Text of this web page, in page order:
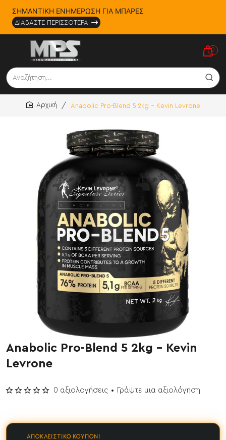
ΣΗΜΑΝΤΙΚΗ ΕΝΗΜΕΡΩΣΗ ΓΙΑ ΜΠΑΡΕΣ
ΔΙΑΒΑΣΤΕ ΠΕΡΙΣΣΟΤΕΡΑ
0
Αναζήτηση...
Anabolic Pro-Blend 5 2kg - Kevin Levrone
Έχει εξαντληθεί
Anabolic Pro-Blend 5 2kg - Kevin
Levrone
0 αξιολογήσεις • Γράψτε μια αξιολόγηση
ΑΠΟΚΛΕΙΣΤΙΚΌ ΚΟΥΠΌΝΙ